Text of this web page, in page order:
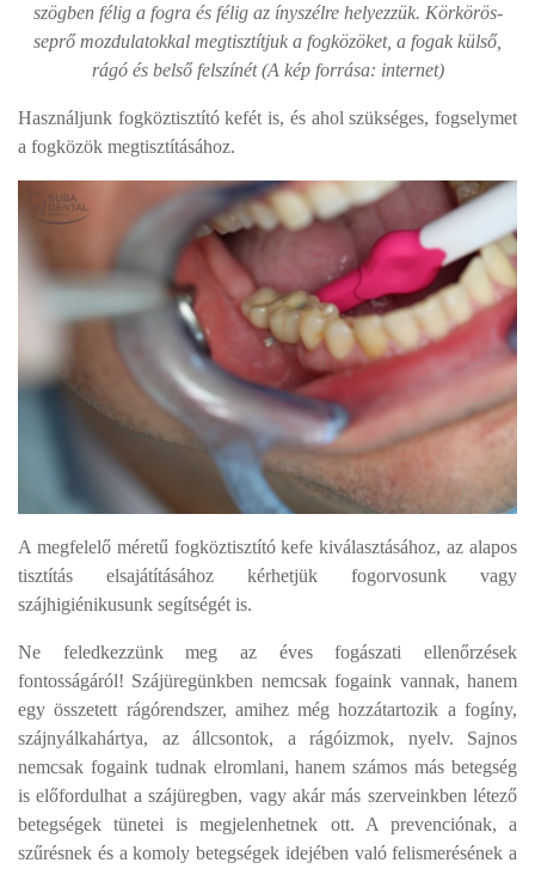
szögben félig a fogra és félig az ínyszélre helyezzük. Körkörös-
seprő mozdulatokkal megtisztítjuk a fogközöket, a fogak külső,
rágó és belső felszínét (A kép forrása: internet)
Használjunk fogköztisztító kefét is, és ahol szükséges, fogselymet
a fogközök megtisztításához.
A megfelelő méretű fogköztisztító kefe kiválasztásához, az alapos
tisztítás elsajátításához kérhetjük fogorvosunk vagy
szájhigiénikusunk segítségét is.
Ne feledkezzünk meg az éves fogászati ellenőrzések
fontosságáról! Szájüregünkben nemcsak fogaink vannak, hanem
egy összetett rágórendszer, amihez még hozzátartozik a fogíny,
szájnyálkahártya, az állcsontok, a rágóizmok, nyelv. Sajnos
nemcsak fogaink tudnak elromlani, hanem számos más betegség
is előfordulhat a szájüregben, vagy akár más szerveinkben létező
betegségek tünetei is megjelenhetnek ott. A prevenciónak, a
szűrésnek és a komoly betegségek idejében való felismerésének a